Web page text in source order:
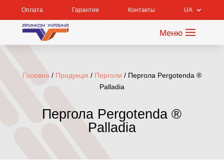
Оплата Гарантии Контакты UA
Головна / Продукція / Перголи / Пергола Pergotenda ®
Palladia
Пергола Pergotenda ®
Palladia